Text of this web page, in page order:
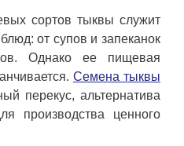
сортов тыквы служит
от супов и запеканок
Однако ее пищевая
Семена тыквы
перекус, альтернатива
производства ценного